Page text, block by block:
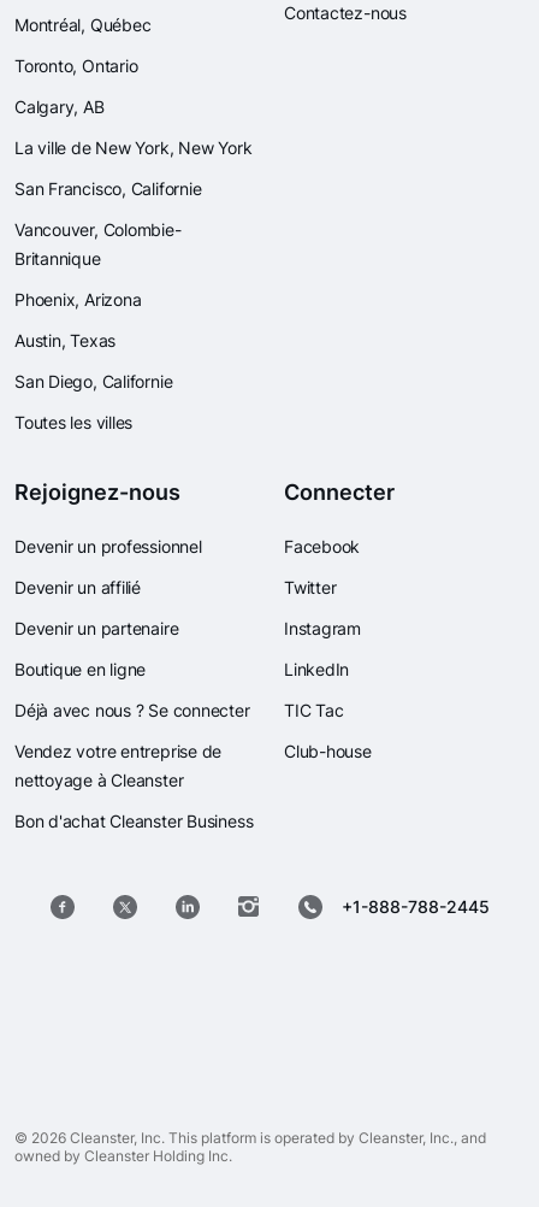
Montréal, Québec
Toronto, Ontario
Calgary, AB
La ville de New York, New York
San Francisco, Californie
Vancouver, Colombie-
Britannique
Phoenix, Arizona
Austin, Texas
San Diego, Californie
Toutes les villes
Contactez-nous
Rejoignez-nous
Devenir un professionnel
Devenir un affilié
Devenir un partenaire
Boutique en ligne
Déjà avec nous ? Se connecter
Vendez votre entreprise de
nettoyage à Cleanster
Bon d'achat Cleanster Business
Connecter
Facebook
Twitter
Instagram
LinkedIn
TIC Tac
Club-house
+1-888-788-2445
© 2026 Cleanster, Inc. This platform is operated by Cleanster, Inc., and
owned by Cleanster Holding Inc.